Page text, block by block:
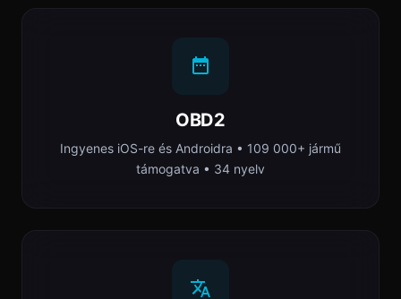
OBD2
Ingyenes iOS-re és Androidra • 109 000+ jármű
támogatva • 34 nyelv